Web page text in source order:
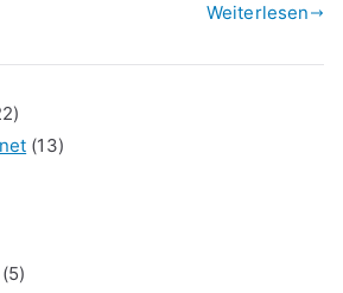
Weiterlesen
(13)